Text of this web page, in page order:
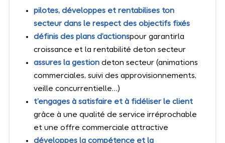
pilotes, développes et rentabilises ton
secteur dans le respect des objectifs fixés
définis des plans d’actionspour garantirla
croissance et la rentabilité deton secteur
assures la gestion deton secteur (animations
commerciales, suivi des approvisionnements,
veille concurrentielle…)
t’engages à satisfaire et à fidéliser le client
grâce à une qualité de service irréprochable
et une offre commerciale attractive
développes la compétence et la